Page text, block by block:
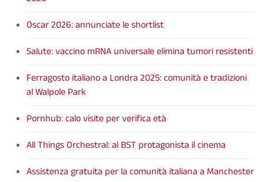
Oscar 2026: annunciate le shortlist
Salute: vaccino mRNA universale elimina tumori resistenti
Ferragosto italiano a Londra 2025: comunità e tradizioni
al Walpole Park
Pornhub: calo visite per verifica età
All Things Orchestral: al BST protagonista il cinema
Assistenza gratuita per la comunità italiana a Manchester